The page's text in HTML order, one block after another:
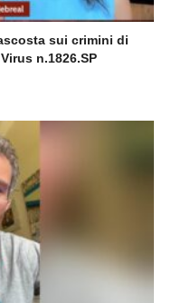
sui crimini di
n.1826.SP